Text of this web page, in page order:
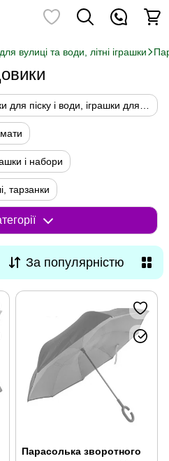
вулиці та води, літні іграшки
і набори
тарзанки
За популярністю
Парасолька зворотного